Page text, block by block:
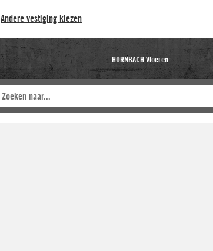
Andere vestiging kiezen
HORNBACH Vloeren